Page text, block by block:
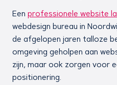
Een professionele website
webdesign bureau in
de afgelopen jaren talloze
omgeving geholpen aan
zijn, maar ook zorgen voor
positionering.